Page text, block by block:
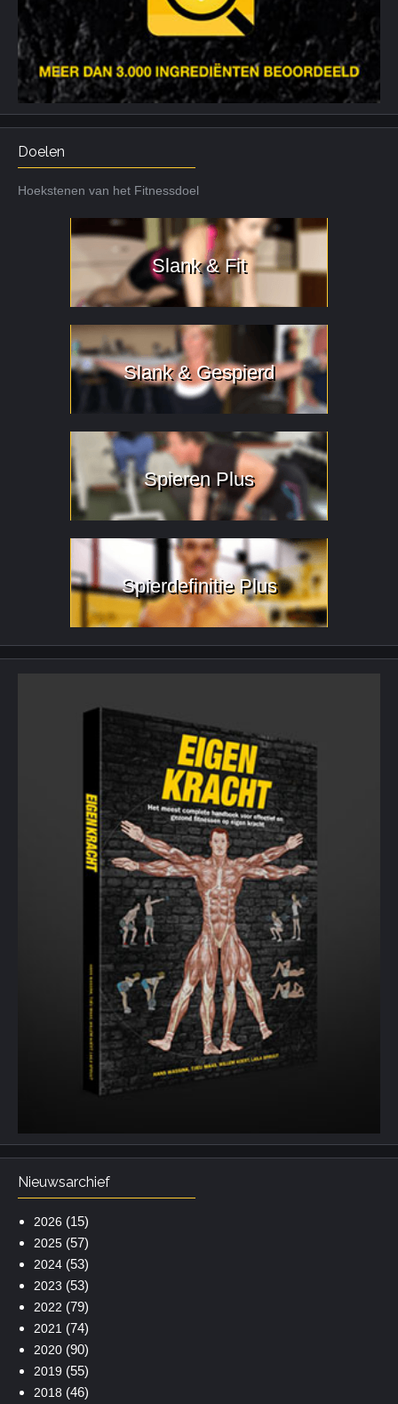
Doelen
Hoekstenen van het Fitnessdoel
Slank & Fit
Slank & Gespierd
Spieren Plus
Spierdefinitie Plus
Nieuwsarchief
2026 (15)
2025(57)
2024(53)
2023 (53)
2022 (79)
2021 (74)
2020(90)
2019 (55)
2018 (46)